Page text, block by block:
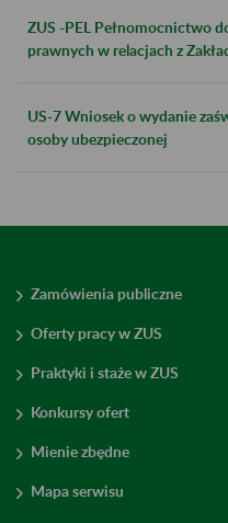
ZUS -PEL Pełnomocnictwo
prawnych w relacjach z
US-7 Wniosek o wydanie
osoby ubezpieczonej
Zamówienia publiczne
Oferty pracy w ZUS
Praktyki i staże w ZUS
Konkursy ofert
Mienie zbędne
Mapa serwisu